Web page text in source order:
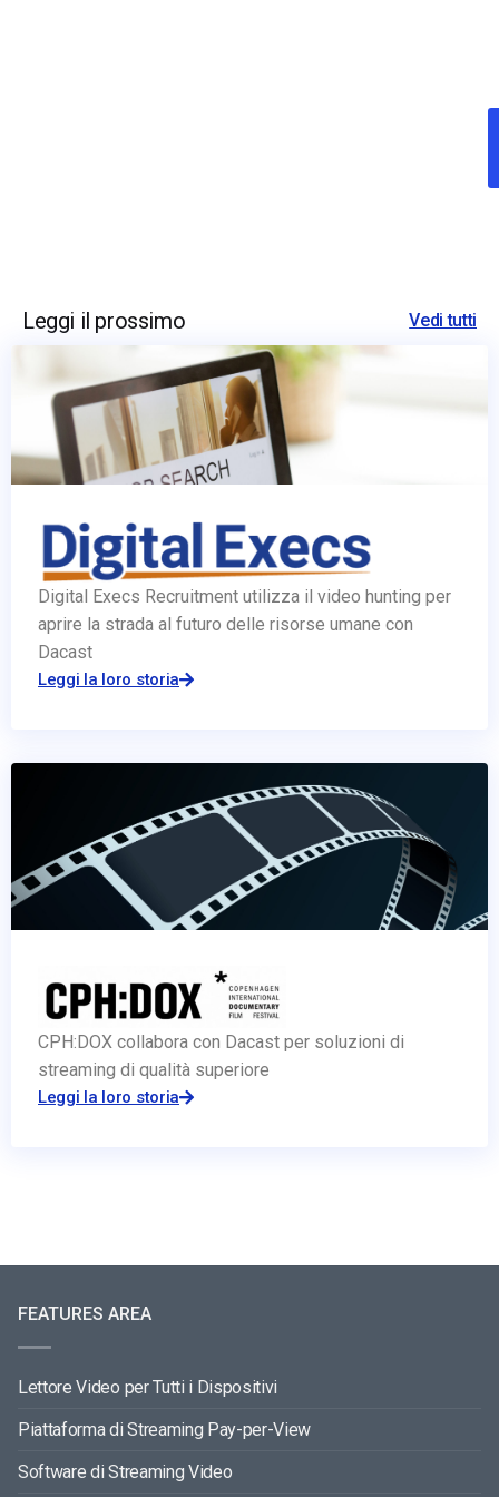
Leggi il prossimo Vedi tutti
Digital Execs Recruitment utilizza il video hunting per
aprire la strada al futuro delle risorse umane con
Dacast
Leggi la loro storia
CPH:DOX collabora con Dacast per soluzioni di
streaming di qualità superiore
Leggi la loro storia
FEATURES AREA
Lettore Video per Tutti i Dispositivi
Piattaforma di Streaming Pay-per-View
Software di Streaming Video